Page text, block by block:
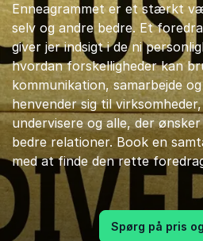
Enneagrammet er et stærkt
selv og andre bedre. Et
giver jer indsigt i de ni
hvordan forskelligheder kan
kommunikation, samarbejde
henvender sig til
undervisere og alle, der
bedre relationer. Book en
med at finde den rette
Spørg på pris